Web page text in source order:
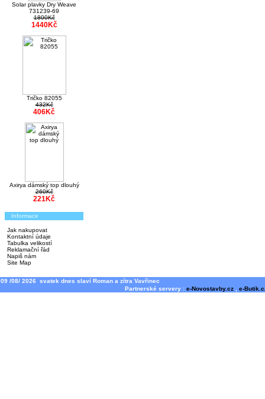
Solar plavky Dry Weave
731239-69
1800Kč
1440Kč
Tričko 82055
432Kč
406Kč
Axirya dámský top dlouhý
260Kč
221Kč
Informace
Jak nakupovat
Kontaktní údaje
Tabulka velikostí
Reklamační řád
Napiš nám
Site Map
09 /08/ 2026 svatek dnes slaví Roman a zítra Vavřinec
Partnerské servery : e-Novostavby.cz e-